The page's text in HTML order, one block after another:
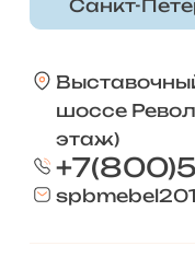
Санкт-
шоссе
этаж)